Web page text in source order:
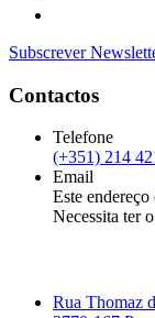
Subscrever
Contactos
Telefone
(+351) 214
Email
Este
Necessita ter
Rua Thomaz